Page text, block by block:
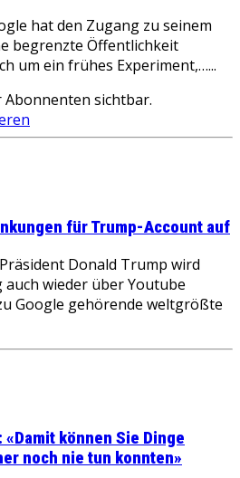
hat den Zugang zu seinem
begrenzte Öffentlichkeit
um ein frühes Experiment,…...
sichtbar.
für Trump-Account auf
Donald Trump wird
wieder über Youtube
Google gehörende weltgrößte
können Sie Dinge
noch nie tun konnten»